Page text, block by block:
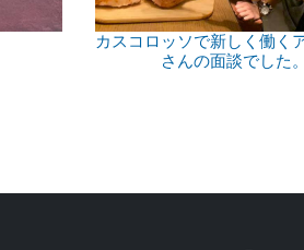
カスコロッソで新しく働く
さんの面談でした。